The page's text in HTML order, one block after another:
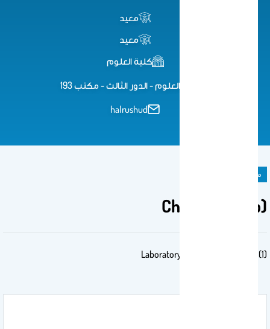
معيد
معيد
كلية العلوم
كلية العلوم - الدور الثالث - مكتب 193
halrushud
مادة دراسية
Chem 101 (Lab)
Laboratory of gereral chemistry (1)